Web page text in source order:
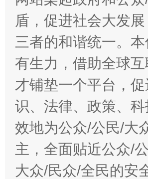
盾，促进社会大发
三者的和谐统一。
有生力，借助全球
才铺垫一个平台，
识、法律、政策、
效地为公众/公民/大
主，全面贴近公众/
大众/民众/全民的安